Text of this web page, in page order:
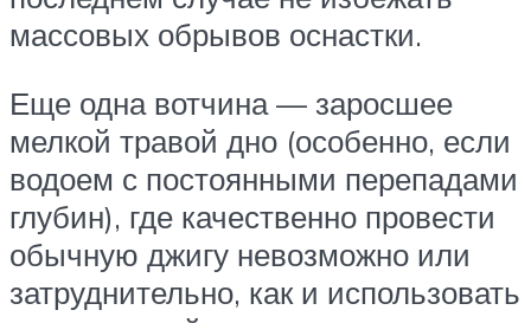
массовых обрывов оснастки.
Еще одна вотчина — заросшее
мелкой травой дно (особенно, если
водоем с постоянными перепадами
глубин), где качественно провести
обычную джигу невозможно или
затруднительно, как и использовать